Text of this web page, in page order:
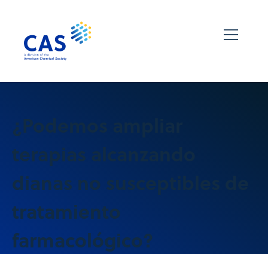
¿Podemos ampliar
terapias alcanzando
dianas no susceptibles de
tratamiento
farmacológico?